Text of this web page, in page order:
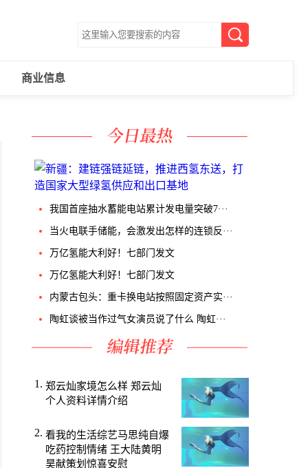
商业信息
我国首座抽水蓄能电站累计发电量突破7···
当火电联手储能，会激发出怎样的连锁反···
万亿氢能大利好！七部门发文
万亿氢能大利好！七部门发文
内蒙古包头：重卡换电站按照固定资产实···
陶虹谈被当作过气女演员说了什么 陶虹···
郑云灿家境怎么样 郑云灿
个人资料详情介绍
看我的生活综艺马思纯自爆
吃药控制情绪 王大陆黄明
昊献策划惊喜安慰